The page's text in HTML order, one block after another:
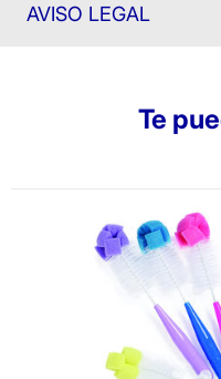
AVISO LEGAL
Te